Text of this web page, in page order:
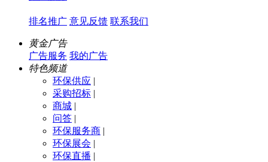
排名推广 意见反馈 联系我们
黄金广告
广告服务 我的广告
特色频道
环保供应 |
采购招标 |
商城 |
问答 |
环保服务商 |
环保展会 |
环保直播 |